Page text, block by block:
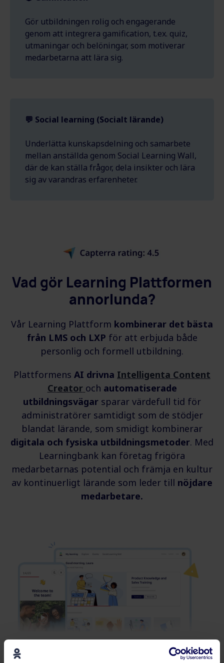
Gör utbildningen rolig och engagerande
genom att integrera gamification, t.ex. quiz,
utmaningar och belöningar, som motiverar
medarbetarna att lära sig.
💬 Social learning (Socialt lärande)
Underlätta kunskapsdelning och samarbete
mellan anställda genom Social Learning Wall,
där de kan ställa frågor, dela insikter och lära
sig av varandras erfarenheter.
Vad gör Learning Plattformen
annorlunda?
Vår Learning Plattform kombinerar det bästa
från LMS och LXP för att erbjuda både
personlig och formell utbildning.
Plattformens AI drivna Intelligenta Content
Creator och automatiserade
utbildningsvägar sparar värdefull tid för
administratörer samtidigt som de stödjer
blandat lärande, som smidigt kombinerar
digitala och fysiska utbildningsmetoder. Med
Learningbank kan företag frigöra
medarbetarnas potential och främja en kultur
av kontinuerligt lärande som leder till nöjdare
medarbetare.